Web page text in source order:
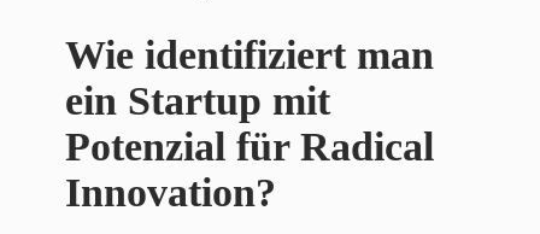
Wie identifiziert man
ein Startup mit
Potenzial für Radical
Innovation?